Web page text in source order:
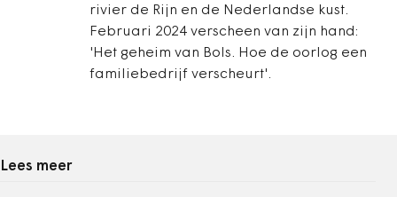
rivier de Rijn en de Nederlandse kust.
Februari 2024 verscheen van zijn hand:
'Het geheim van Bols. Hoe de oorlog een
familiebedrijf verscheurt'.
Lees meer